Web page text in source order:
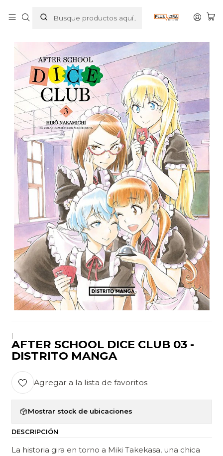
AFTER SCHOOL DICE CLUB 03 - DISTRITO MANGA
|
AFTER SCHOOL DICE CLUB 03 -
DISTRITO MANGA
Agregar a la lista de favoritos
Mostrar stock de ubicaciones
DESCRIPCIÓN
La historia gira en torno a Miki Takekasa, una chica